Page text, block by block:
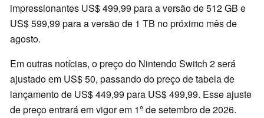
impressionantes US$ 499,99 para a versão de 512 GB e
US$ 599,99 para a versão de 1 TB no próximo mês de
agosto.
Em outras notícias, o preço do Nintendo Switch 2 será
ajustado em US$ 50, passando do preço de tabela de
lançamento de US$ 449,99 para US$ 499,99. Esse ajuste
de preço entrará em vigor em 1º de setembro de 2026.